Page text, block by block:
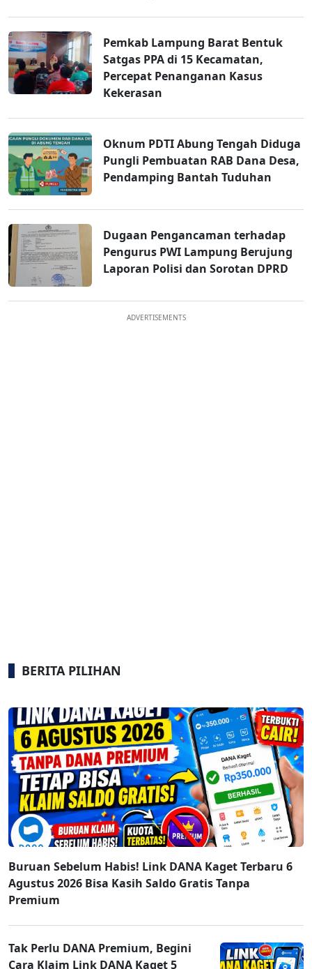
Pemkab Lampung Barat Bentuk
Satgas PPA di 15 Kecamatan,
Percepat Penanganan Kasus
Kekerasan
Oknum PDTI Abung Tengah Diduga
Pungli Pembuatan RAB Dana Desa,
Pendamping Bantah Tuduhan
Dugaan Pengancaman terhadap
Pengurus PWI Lampung Berujung
Laporan Polisi dan Sorotan DPRD
ADVERTISEMENTS
BERITA PILIHAN
Buruan Sebelum Habis! Link DANA Kaget Terbaru 6
Agustus 2026 Bisa Kasih Saldo Gratis Tanpa
Premium
Tak Perlu DANA Premium, Begini
Cara Klaim Link DANA Kaget 5